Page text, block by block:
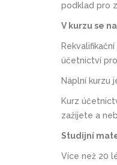
podklad pro
V kurzu se
účetnictví
Náplní kurzu
Kurz
zažijete a
Studijní
Více než 20